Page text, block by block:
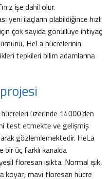
işe dahil olur.
yeni ilaçların olabildiğince hızlı
çok sayıda gönüllüye ihtiyaç
HeLa hücrelerinin
tepkileri bilim adamlarına
üzerinde 14000’den
test etmekte ve gelişmiş
gözlemlemektedir. HeLa
üç farklı kanalda
floresan ışıkta. Normal ışık,
koyar; mavi floresan hücre